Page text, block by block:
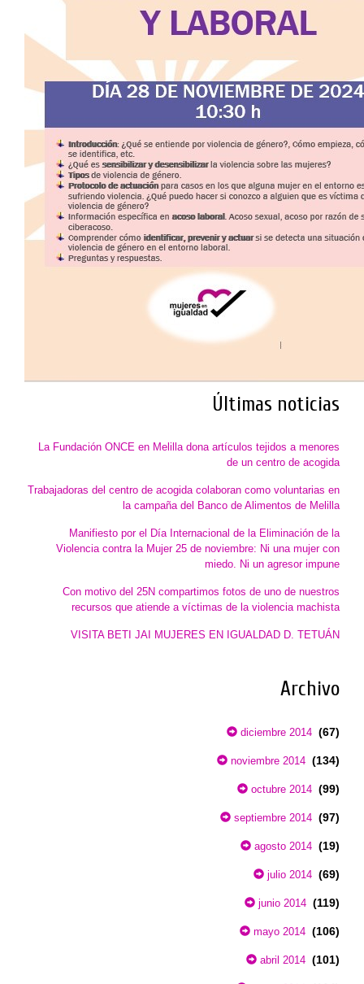
Últimas noticias
La Fundación ONCE en Melilla dona artículos tejidos a menores
de un centro de acogida
Trabajadoras del centro de acogida colaboran como voluntarias en
la campaña del Banco de Alimentos de Melilla
Manifiesto por el Día Internacional de la Eliminación de la
Violencia contra la Mujer 25 de noviembre: Ni una mujer con
miedo. Ni un agresor impune
Con motivo del 25N compartimos fotos de uno de nuestros
recursos que atiende a víctimas de la violencia machista
VISITA BETI JAI MUJERES EN IGUALDAD D. TETUÁN
Archivo
diciembre 2014 (67)
noviembre 2014 (134)
octubre 2014 (99)
septiembre 2014 (97)
agosto 2014 (19)
julio 2014 (69)
junio 2014 (119)
mayo 2014 (106)
abril 2014 (101)